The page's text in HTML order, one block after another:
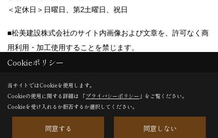
＜定休日＞日曜日、第2土曜日、祝日
■松美建設株式会社のサイト内画像および文章を、許可なく商
用利用・加工使用することを禁じます。
Copyright (c) matsumikensetsu. All Rights Reserved.
Produced byゴデスクリエイト
Cookieポリシー
当サイトではCookieを使用します。
Cookieの使用に関する詳細は 「プライバシーポリシー 」をご覧ください。
Cookieを受け入れるか拒否するか選択してください。
同意する 同意しない